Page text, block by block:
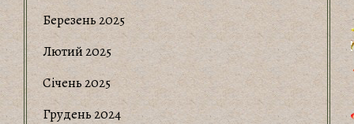
Березень 2025
Лютий 2025
Січень 2025
Грудень 2024